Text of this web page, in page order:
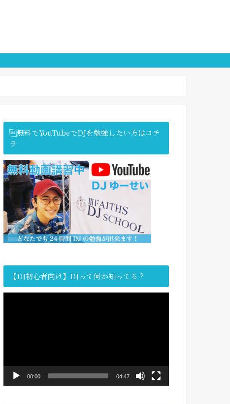
無料でYouTubeでDJを勉強したい方はコチ
ラ
【DJ初心者向け】DJって何か知ってる？
00:00 04:47